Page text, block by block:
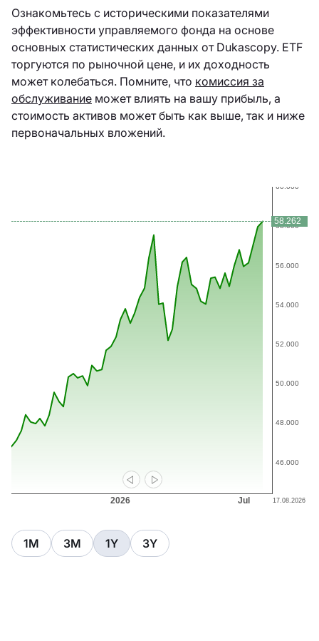
Ознакомьтесь с историческими показателями
эффективности управляемого фонда на основе
основных статистических данных от Dukascopy. ETF
торгуются по рыночной цене, и их доходность
может колебаться. Помните, что комиссия за
обслуживание может влиять на вашу прибыль, а
стоимость активов может быть как выше, так и ниже
первоначальных вложений.
1M 3M 1Y 3Y